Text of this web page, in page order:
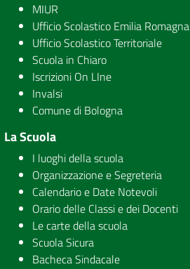
MIUR
Ufficio Scolastico Emilia Romagna
Ufficio Scolastico Territoriale
Scuola in Chiaro
Iscrizioni On LIne
Invalsi
Comune di Bologna
La Scuola
I luoghi della scuola
Organizzazione e Segreteria
Calendario e Date Notevoli
Orario delle Classi e dei Docenti
Le carte della scuola
Scuola Sicura
Bacheca Sindacale